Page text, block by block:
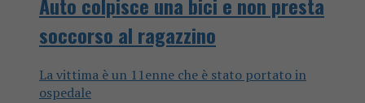
Auto colpisce una bici e non presta
soccorso al ragazzino
La vittima è un 11enne che è stato portato in
ospedale